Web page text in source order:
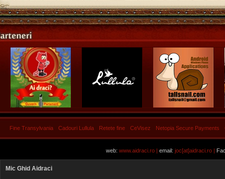
Fine Transylvania Cadouri Lullula Retete fine CeVisez Netopia Secure Payments
web: www.aidraci.ro | email: joc[at]aidraci.ro |
Mic Ghid Aidraci